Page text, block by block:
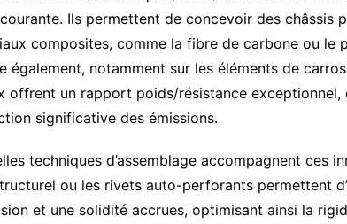
Ils permettent de concevoir des châssis
composites, comme la fibre de carbone ou le
également, notamment sur les éléments de
offrent un rapport poids/résistance
significative des émissions.
techniques d’assemblage accompagnent ces
ou les rivets auto-perforants permettent
et une solidité accrues, optimisant ainsi la